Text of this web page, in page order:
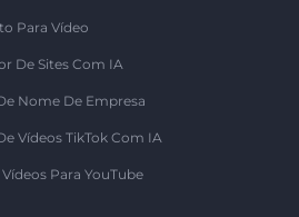
Para Vídeo
De Sites Com IA
Nome De Empresa
Vídeos TikTok Com IA
Para YouTube